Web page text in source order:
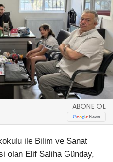
ABONE OL
ile Bilim ve Sanat
olan Elif Saliha Günday,